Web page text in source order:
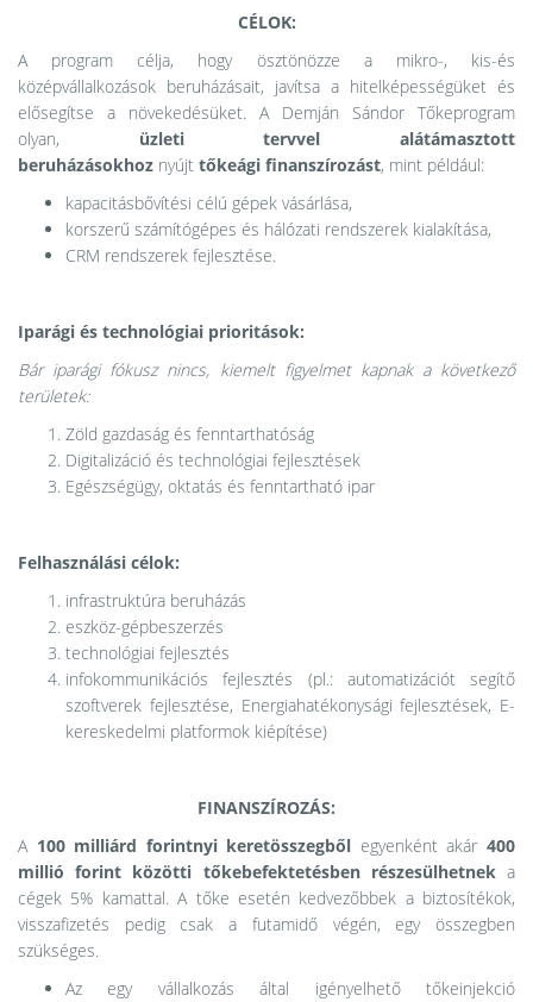
CÉLOK:
A program célja, hogy ösztönözze a mikro-, kis-és
középvállalkozások beruházásait, javítsa a hitelképességüket és
elősegítse a növekedésüket. A Demján Sándor Tőkeprogram
olyan, üzleti tervvel alátámasztott
beruházásokhoz nyújt tőkeági finanszírozást, mint például:
kapacitásbővítési célú gépek vásárlása,
korszerű számítógépes és hálózati rendszerek kialakítása,
CRM rendszerek fejlesztése.
Iparági és technológiai prioritások:
Bár iparági fókusz nincs, kiemelt figyelmet kapnak a következő
területek:
Zöld gazdaság és fenntarthatóság
Digitalizáció és technológiai fejlesztések
Egészségügy, oktatás és fenntartható ipar
Felhasználási célok:
infrastruktúra beruházás
eszköz-gépbeszerzés
technológiai fejlesztés
infokommunikációs fejlesztés (pl.: automatizációt segítő
szoftverek fejlesztése, Energiahatékonysági fejlesztések, E-
kereskedelmi platformok kiépítése)
FINANSZÍROZÁS:
A 100 milliárd forintnyi keretösszegből egyenként akár400
millió forint közötti tőkebefektetésben részesülhetneka
cégek 5% kamattal. A tőke esetén kedvezőbbek a biztosítékok,
visszafizetés pedig csak a futamidő végén, egy összegben
szükséges.
Az egy vállalkozás által igényelhető tőkeinjekció